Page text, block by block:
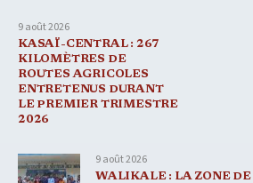
9 août 2026
KASAÏ-CENTRAL : 267
KILOMÈTRES DE
ROUTES AGRICOLES
ENTRETENUS DURANT
LE PREMIER TRIMESTRE
2026
9 août 2026
WALIKALE : LA ZONE DE